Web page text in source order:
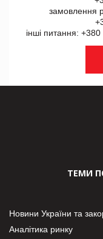
замовлення
інші питання:
ТЕМИ
Новини України та
Аналітика ринку